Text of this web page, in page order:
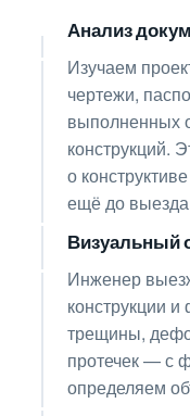
01 Анализ
Изучаем
чертежи,
выполненных
конструкций.
о
ещё до
Визуальный
Инженер
конструкции
трещины,
протечек — с
определяем